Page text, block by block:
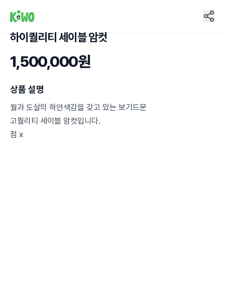
하이퀄리티 세이블 암컷
1,500,000원
상품 설명
월과 도살의 하얀색감을 갖고 있는 보기드문
고퀄리티 세이블 암컷입니다.
점 x